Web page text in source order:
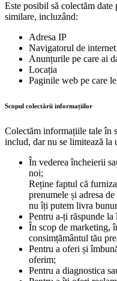
Este posibil să colectăm
similare, incluzând:
Adresa IP
Navigatorul de internet
Anunțurile pe care ai
Locația
Paginile web pe care
Scopul colectării informațiilor
Colectăm informațiile tale în
includ, dar nu se limitează la
În vederea încheierii
noi;
Reține faptul că
prenumele și adresa
nu îți putem livra
Pentru a-ți răspunde
În scop de marketing,
consimțământul tău
Pentru a oferi și
oferim;
Pentru a diagnostica